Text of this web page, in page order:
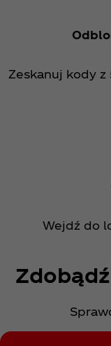
Zeskanuj kody
Wejdź do